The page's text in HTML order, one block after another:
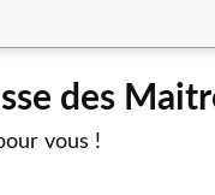
des
vous !